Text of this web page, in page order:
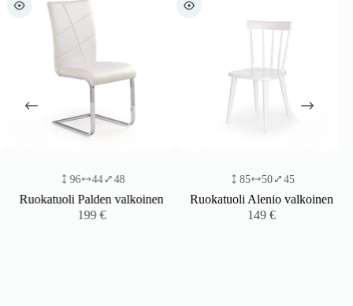
96 44 48
Ruokatuoli Palden valkoinen
199€
85 50 45
Ruokatuoli Alenio valkoinen
149€